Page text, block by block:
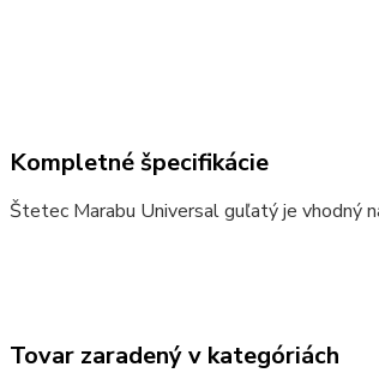
Kompletné špecifikácie
Štetec Marabu Universal guľatý je vhodný
Tovar zaradený v kategóriách